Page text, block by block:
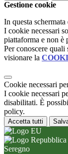
Gestione cookie
In questa
I cookie necessari
piattaforma e non è
Per conoscere
visionare la
Cookie necessari
I cookie necessari
disabilitati. È
policy.
Accetta tutti
Seregno